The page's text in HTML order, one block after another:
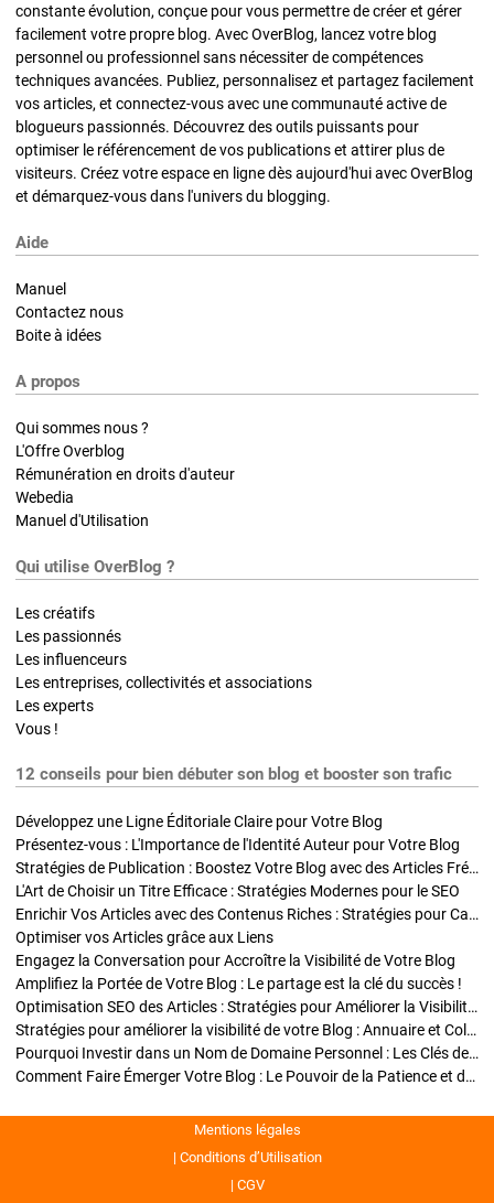
constante évolution, conçue pour vous permettre de créer et gérer
facilement votre propre blog. Avec OverBlog, lancez votre blog
personnel ou professionnel sans nécessiter de compétences
techniques avancées. Publiez, personnalisez et partagez facilement
vos articles, et connectez-vous avec une communauté active de
blogueurs passionnés. Découvrez des outils puissants pour
optimiser le référencement de vos publications et attirer plus de
visiteurs. Créez votre espace en ligne dès aujourd'hui avec OverBlog
et démarquez-vous dans l'univers du blogging.
Aide
Manuel
Contactez nous
Boite à idées
A propos
Qui sommes nous ?
L'Offre Overblog
Rémunération en droits d'auteur
Webedia
Manuel d'Utilisation
Qui utilise OverBlog ?
Les créatifs
Les passionnés
Les influenceurs
Les entreprises, collectivités et associations
Les experts
Vous !
12 conseils pour bien débuter son blog et booster son trafic
Développez une Ligne Éditoriale Claire pour Votre Blog
Présentez-vous : L'Importance de l'Identité Auteur pour Votre Blog
Stratégies de Publication : Boostez Votre Blog avec des Articles Fréquents et Exclusifs
L'Art de Choisir un Titre Efficace : Stratégies Modernes pour le SEO
Enrichir Vos Articles avec des Contenus Riches : Stratégies pour Captiver et Optimiser
Optimiser vos Articles grâce aux Liens
Engagez la Conversation pour Accroître la Visibilité de Votre Blog
Amplifiez la Portée de Votre Blog : Le partage est la clé du succès !
Optimisation SEO des Articles : Stratégies pour Améliorer la Visibilité de Votre Blog
Stratégies pour améliorer la visibilité de votre Blog : Annuaire et Collaborations
Pourquoi Investir dans un Nom de Domaine Personnel : Les Clés de la Réussite de Votre Blog
Comment Faire Émerger Votre Blog : Le Pouvoir de la Patience et de la Persévérance
Mentions légales
Conditions d’Utilisation
CGV